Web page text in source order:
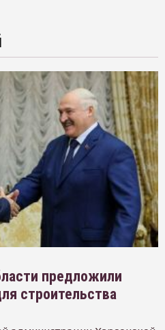
предложили
строительства